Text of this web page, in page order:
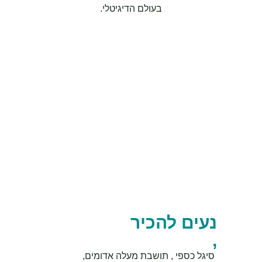
בעולם הדיגיטלי.
נעים להכיר
,
סיגל כספי , תושבת מעלה אדומים,